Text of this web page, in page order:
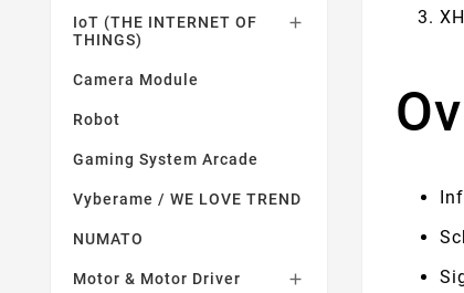
IoT (THE INTERNET OF
THINGS)

Camera Module
Robot
Gaming System Arcade
Vyberame / WE LOVE TREND
NUMATO
Motor & Motor Driver 